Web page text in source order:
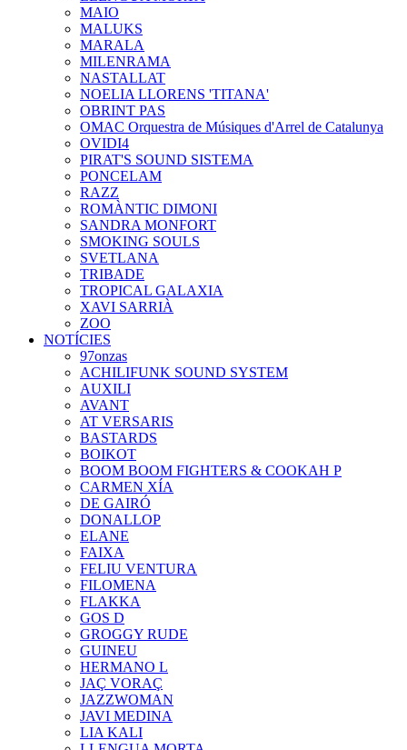
MAIO
MALUKS
MARALA
MILENRAMA
NASTALLAT
NOELIA LLORENS 'TITANA'
OBRINT PAS
OMAC Orquestra de Músiques d'Arrel de Catalunya
OVIDI4
PIRAT'S SOUND SISTEMA
PONCELAM
RAZZ
ROMÀNTIC DIMONI
SANDRA MONFORT
SMOKING SOULS
SVETLANA
TRIBADE
TROPICAL GALAXIA
XAVI SARRIÀ
ZOO
NOTÍCIES
97onzas
ACHILIFUNK SOUND SYSTEM
AUXILI
AVANT
AT VERSARIS
BASTARDS
BOIKOT
BOOM BOOM FIGHTERS & COOKAH P
CARMEN XÍA
DE GAIRÓ
DONALLOP
ELANE
FAIXA
FELIU VENTURA
FILOMENA
FLAKKA
GOS D
GROGGY RUDE
GUINEU
HERMANO L
JAÇ VORAÇ
JAZZWOMAN
JAVI MEDINA
LIA KALI